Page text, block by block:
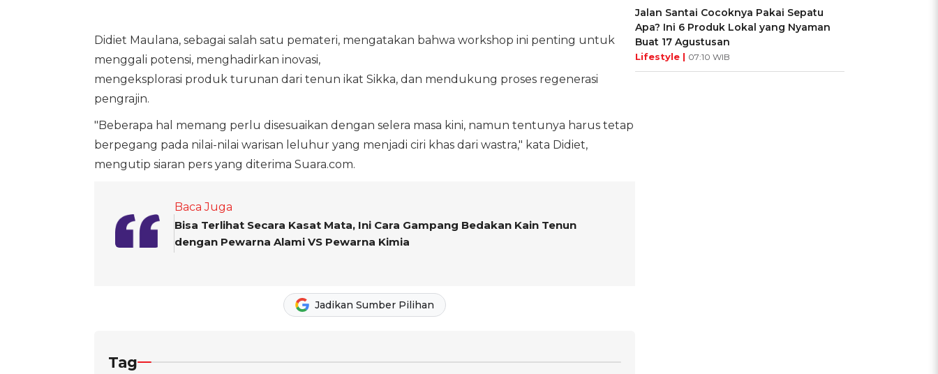
Didiet Maulana, sebagai salah satu pemateri, mengatakan bahwa workshop ini penting untuk
menggali potensi, menghadirkan inovasi,
mengeksplorasi produk turunan dari tenun ikat Sikka, dan mendukung proses regenerasi
pengrajin.
"Beberapa hal memang perlu disesuaikan dengan selera masa kini, namun tentunya harus tetap
berpegang pada nilai-nilai warisan leluhur yang menjadi ciri khas dari wastra," kata Didiet,
mengutip siaran pers yang diterima Suara.com.
Baca Juga
Bisa Terlihat Secara Kasat Mata, Ini Cara Gampang Bedakan Kain Tenun
dengan Pewarna Alami VS Pewarna Kimia
Jadikan Sumber Pilihan
Tag
Jalan Santai Cocoknya Pakai Sepatu
Apa? Ini 6 Produk Lokal yang Nyaman
Buat 17 Agustusan
Lifestyle | 07:10 WIB